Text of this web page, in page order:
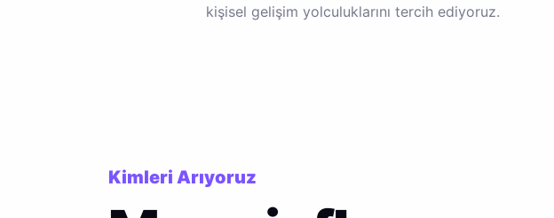
kişisel gelişim yolculuklarını tercih ediyoruz.
Kimleri Arıyoruz